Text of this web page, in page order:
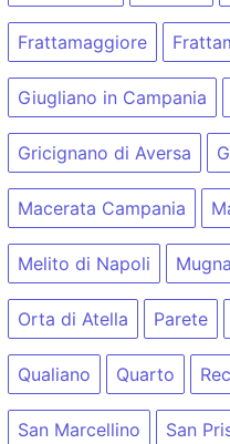
Frattamaggiore
Giugliano in Campania
Gricignano di Aversa
Macerata Campania
Melito di Napoli
Orta di Atella Parete
Qualiano Quarto
San Marcellino San